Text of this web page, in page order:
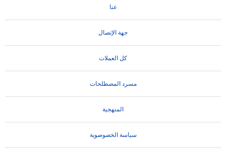
عنا
جهة الإتصال
كل العملات
مسرد المصطلحات
المنهجية
سياسة الخصوصوية